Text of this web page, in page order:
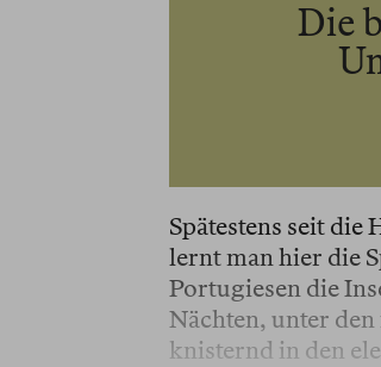
Die
Spätestens seit die
lernt man hier die
Portugiesen die
Nächten, unter
knisternd in den